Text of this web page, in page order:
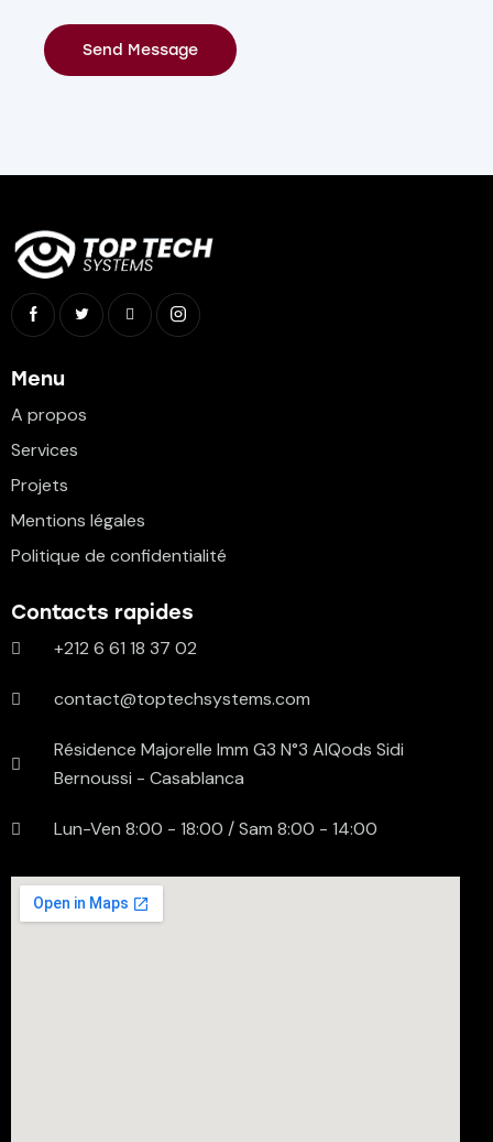
Send Message
Menu
A propos
Services
Projets
Mentions légales
Politique de confidentialité
Contacts rapides
+212 6 61 18 37 02
contact@toptechsystems.com
Résidence Majorelle Imm G3 N°3 AlQods Sidi
Bernoussi - Casablanca
Lun-Ven 8:00 - 18:00 / Sam 8:00 - 14:00